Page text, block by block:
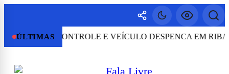
ÚLTIMAS
O CONTROLE E VEÍCULO DESPENCA EM